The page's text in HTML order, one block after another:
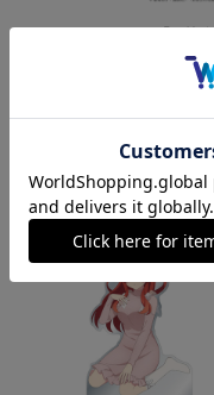
嫁∽」アクリルスタンド＿三玖